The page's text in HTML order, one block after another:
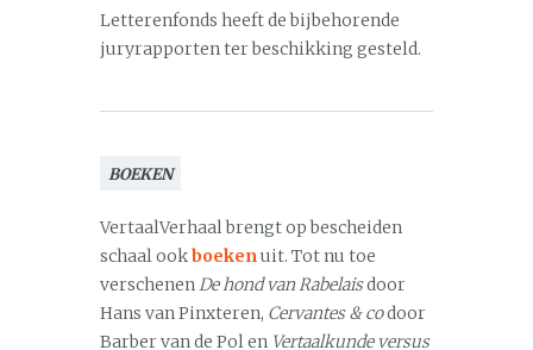
Letterenfonds heeft de bijbehorende
juryrapporten ter beschikking gesteld.
BOEKEN
VertaalVerhaal brengt op bescheiden
schaal ookboekenuit. Tot nu toe
verschenenDe hond van Rabelaisdoor
Hans van Pinxteren, Cervantes & codoor
Barber van de Pol en Vertaalkunde versus